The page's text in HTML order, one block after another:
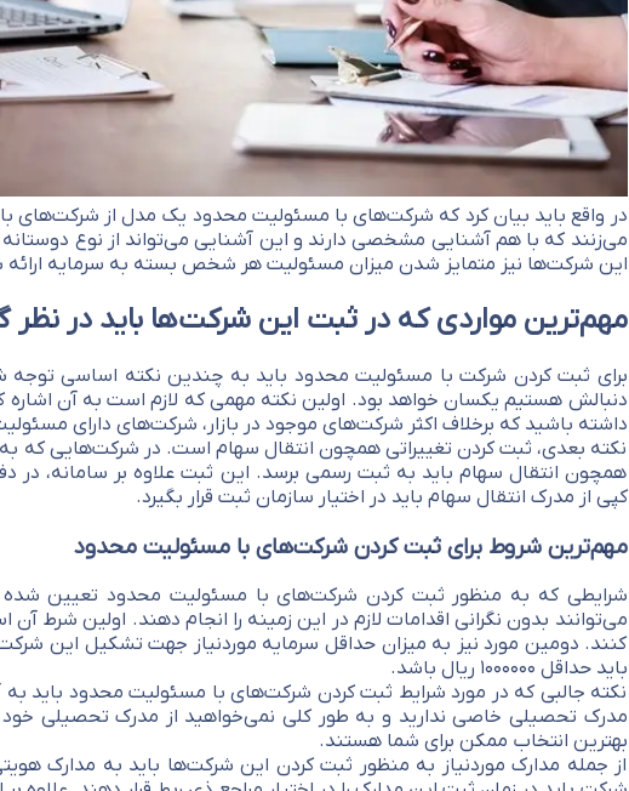
در واقع باید بیان کرد که شرکت‌های با مسئولیت محدود یک مدل از شرکت‌های
می‌زنند که با هم آشنایی مشخصی دارند و این آشنایی می‌‌تواند از نوع
این شرکت‌ها نیز متمایز شدن میزان مسئولیت هر شخص بسته به سرمایه
مهم‌ترین مواردی که در ثبت این شرکت‌ها باید در نظر
برای ثبت کردن شرکت با مسئولیت محدود باید به چندین نکته اساسی توجه
دنبالش هستیم یکسان خواهد بود. اولین نکته مهمی که لازم است به آن اشاره
داشته باشید که برخلاف اکثر شرکت‌های موجود در بازار، شرکت‌های دارای
نکته بعدی، ثبت کردن تغییراتی همچون انتقال سهام است. در شرکت‌هایی که
همچون انتقال سهام باید به ثبت رسمی برسد. این ثبت علاوه بر سامانه، در
کپی از مدرک انتقال سهام باید در اختیار سازمان ثبت قرار بگیرد.
مهم‌ترین شروط برای ثبت کردن شرکت‌های با مسئولیت محدود
شرایطی که به منظور ثبت کردن شرکت‌های با مسئولیت محدود تعیین
می‌توانند بدون نگرانی اقدامات لازم در این زمینه را انجام دهند. اولین
کنند. دومین مورد نیز به میزان حداقل سرمایه موردنیاز جهت تشکیل این
باید حداقل ۱۰۰۰۰۰۰ ریال باشد.
نکته جالبی که در مورد شرایط ثبت کردن شرکت‌های با مسئولیت محدود باید به
مدرک تحصیلی خاصی ندارید و به طور کلی نمی‌خواهید از مدرک تحصیلی
بهترین انتخاب ممکن برای شما هستند.
از جمله مدارک موردنیاز به منظور ثبت کردن این شرکت‌ها باید به مدارک